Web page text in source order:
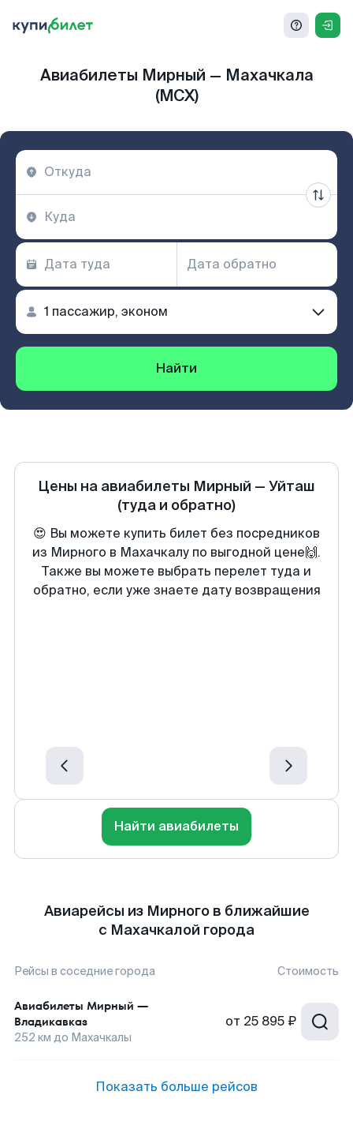
Авиабилеты Мирный — Махачкала
(MCX)
Найти
Цены на авиабилеты Мирный — Уйташ
(туда и обратно)
😍 Вы можете купить билет без посредников
из Мирного в Махачкалу по выгодной цене🙌.
Также вы можете выбрать перелет туда и
обратно, если уже знаете дату возвращения
Найти авиабилеты
Авиарейсы из Мирного в ближайшие
с Махачкалой города
Рейсы в соседние города Стоимость
Авиабилеты Мирный —
Владикавказ
252 км до Махачкалы
от 25 895 ₽
Показать больше рейсов